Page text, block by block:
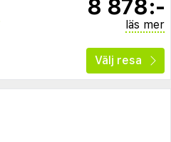
8 878:-
läs mer
Välj resa